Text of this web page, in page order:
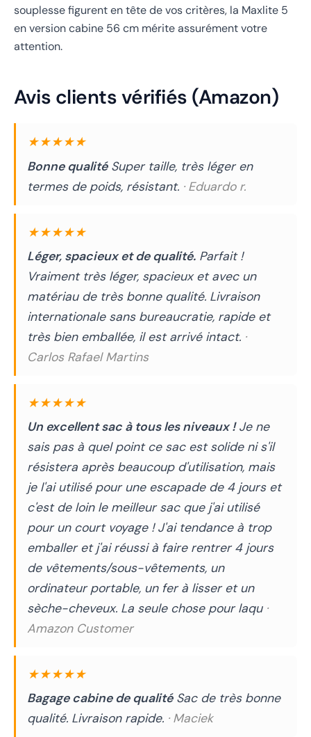
souplesse figurent en tête de vos critères, la Maxlite 5
en version cabine 56 cm mérite assurément votre
attention.
Avis clients vérifiés (Amazon)
★★★★★
Bonne qualitéSuper taille, très léger en
termes de poids, résistant. · Eduardo r.
★★★★★
Léger, spacieux et de qualité. Parfait !
Vraiment très léger, spacieux et avec un
matériau de très bonne qualité. Livraison
internationale sans bureaucratie, rapide et
très bien emballée, il est arrivé intact. ·
Carlos Rafael Martins
★★★★★
Un excellent sac à tous les niveaux !Je ne
sais pas à quel point ce sac est solide ni s'il
résistera après beaucoup d'utilisation, mais
je l'ai utilisé pour une escapade de 4 jours et
c'est de loin le meilleur sac que j'ai utilisé
pour un court voyage ! J'ai tendance à trop
emballer et j'ai réussi à faire rentrer 4 jours
de vêtements/sous-vêtements, un
ordinateur portable, un fer à lisser et un
sèche-cheveux. La seule chose pour laqu ·
Amazon Customer
★★★★★
Bagage cabine de qualitéSac de très bonne
qualité. Livraison rapide. · Maciek